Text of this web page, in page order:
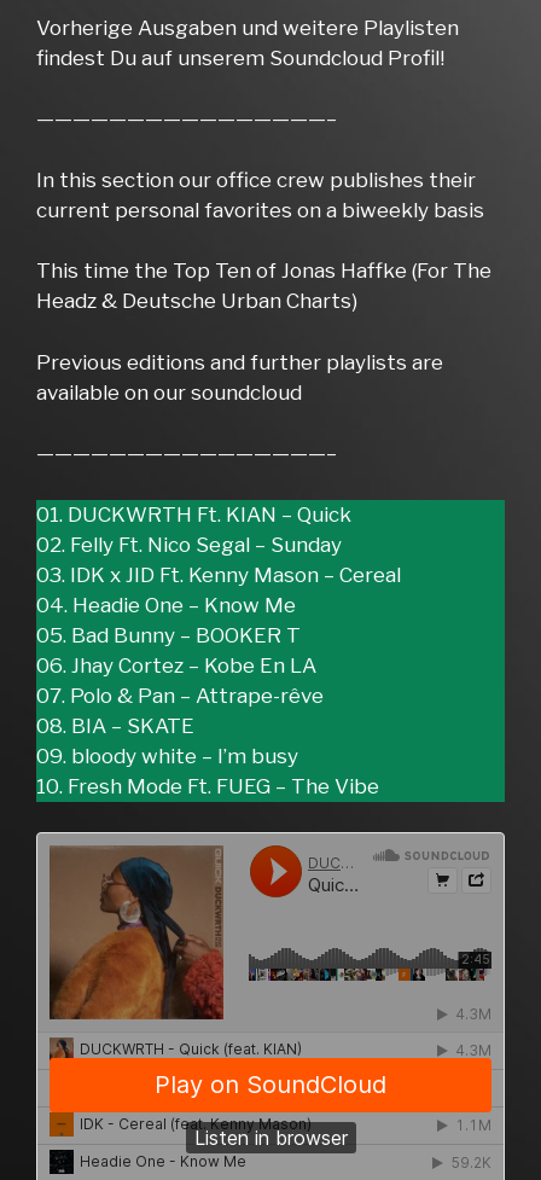
Vorherige Ausgaben und weitere Playlisten
findest Du auf unserem Soundcloud Profil!
————————————————–
In this section our office crew publishes their
current personal favorites on a biweekly basis
This time the Top Ten of Jonas Haffke (For The
Headz & Deutsche Urban Charts)
Previous editions and further playlists are
available on our soundcloud
————————————————–
01. DUCKWRTH Ft. KIAN – Quick
02. Felly Ft. Nico Segal – Sunday
03. IDK x JID Ft. Kenny Mason – Cereal
04. Headie One – Know Me
05. Bad Bunny – BOOKER T
06. Jhay Cortez – Kobe En LA
07. Polo & Pan – Attrape-rêve
08. BIA – SKATE
09. bloody white – I’m busy
10. Fresh Mode Ft. FUEG – The Vibe